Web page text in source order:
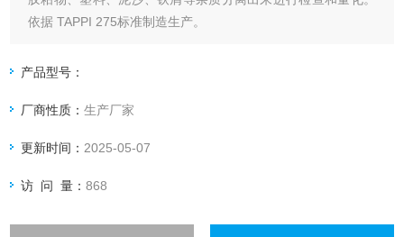
依据 TAPPI 275标准制造生产。
产品型号：
厂商性质：生产厂家
更新时间： 2025-05-07
访 问 量：868